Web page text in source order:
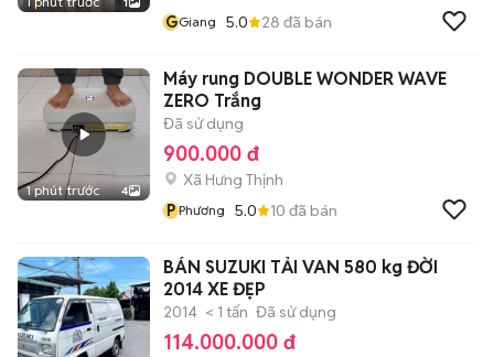
GGiang 5.0 28 đã bán
1 phút trước 4
Máy rung DOUBLE WONDER WAVE
ZERO Trắng
Đã sử dụng
900.000 đ
Xã Hưng Thịnh
P Phương 5.0 10 đã bán
BÁN SUZUKI TẢI VAN 580 kg ĐỜI
2014 XE ĐẸP
2014 < 1 tấn Đã sử dụng
114.000.000 đ